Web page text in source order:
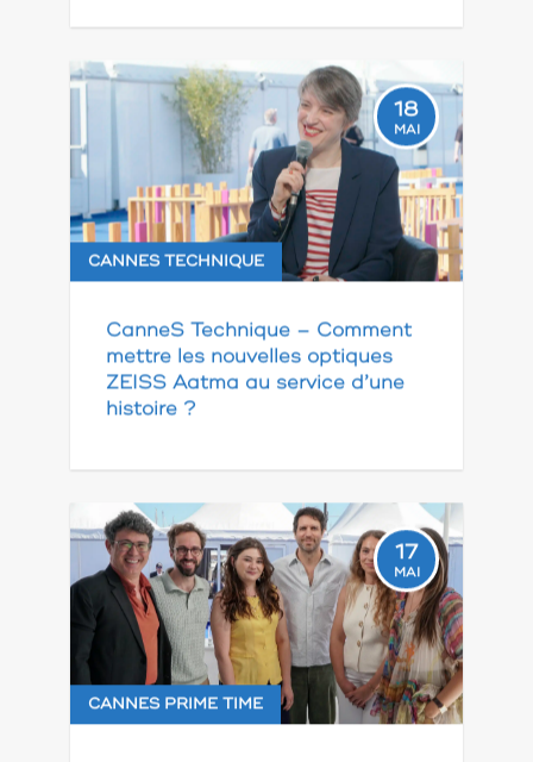
18
MAI
CANNES TECHNIQUE
CanneS Technique – Comment
mettre les nouvelles optiques
ZEISS Aatma au service d’une
histoire ?
17
MAI
CANNES PRIME TIME